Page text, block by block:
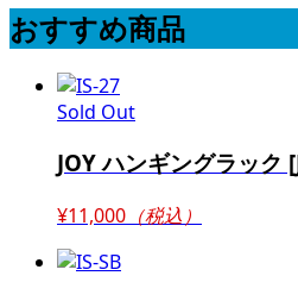
おすすめ商品
Sold Out
JOY ハンギングラック
¥11,000 （税込）